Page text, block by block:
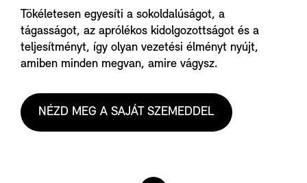
Tökéletesen egyesíti a sokoldalúságot, a
tágasságot, az aprólékos kidolgozottságot és a
teljesítményt, így olyan vezetési élményt nyújt,
amiben minden megvan, amire vágysz.
NÉZD MEG A SAJÁT SZEMEDDEL